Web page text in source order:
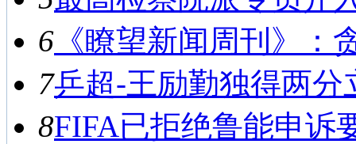
6 《瞭望新闻周刊》：
7乒超-王励勤独得两分
8FIFA已拒绝鲁能申诉